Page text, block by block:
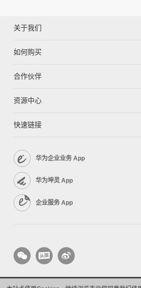
关于我们
如何购买
合作伙伴
资源中心
快速链接
华为企业业务 App
华为坤灵 App
企业服务 App